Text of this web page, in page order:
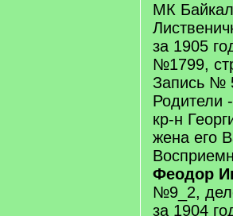
МК
за 1905
№1799,
Запись №
Родители
кр-н
жена его
Феодор
№9_2,
за 1904